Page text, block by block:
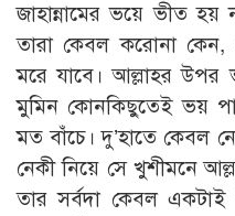
জাহান্নামের ভয়ে ভীত হয়
তারা কেবল করোনা কেন,
মরে যাবে। আল্লাহর উপর
মুমিন কোনকিছুতেই ভয়
মত বাঁচে। দু’হাতে কেবল
নেকী নিয়ে সে খুশীমনে
তার সর্বদা কেবল একটাই